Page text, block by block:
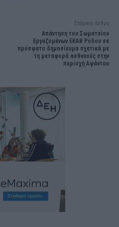
Επόμενο άρθρο
Απάντηση του Σωματείου
Εργαζομένων ΕΚΑΒ Ρόδου σε
πρόσφατο δημοσίευμα σχετικά με
τη μεταφορά ασθενούς στην
περιοχή Αφάντου